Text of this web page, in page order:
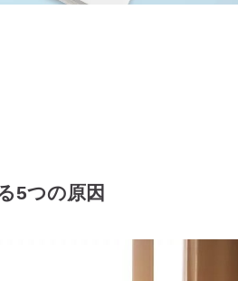
5つの原因